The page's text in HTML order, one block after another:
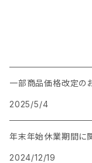
一部商品価格改定の
2025/5/4
年末年始休業期間に
2024/12/19